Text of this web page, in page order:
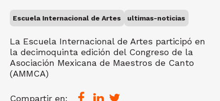
Escuela Internacional de Artes ultimas-noticias
La Escuela Internacional de Artes participó en
la decimoquinta edición del Congreso de la
Asociación Mexicana de Maestros de Canto
(AMMCA)
Compartir en: